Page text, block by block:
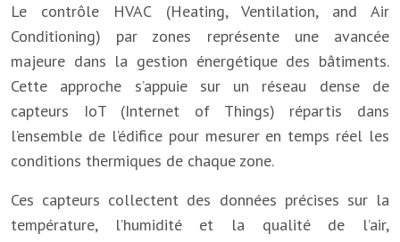
Le contrôle HVAC (Heating, Ventilation, and Air
Conditioning) par zones représente une avancée
majeure dans la gestion énergétique des bâtiments.
Cette approche s’appuie sur un réseau dense de
capteurs IoT (Internet of Things) répartis dans
l’ensemble de l’édifice pour mesurer en temps réel les
conditions thermiques de chaque zone.
Ces capteurs collectent des données précises sur la
température, l’humidité et la qualité de l’air,